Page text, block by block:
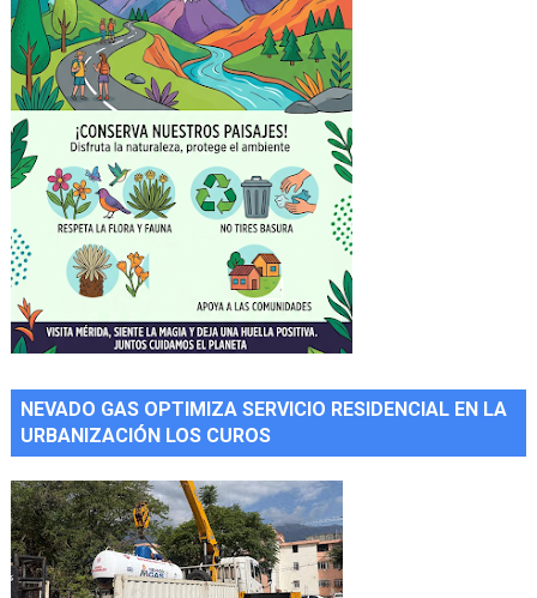
NEVADO GAS OPTIMIZA SERVICIO RESIDENCIAL EN LA
URBANIZACIÓN LOS CUROS